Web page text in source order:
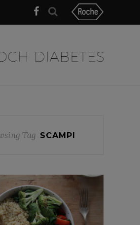
Tag SCAMPI